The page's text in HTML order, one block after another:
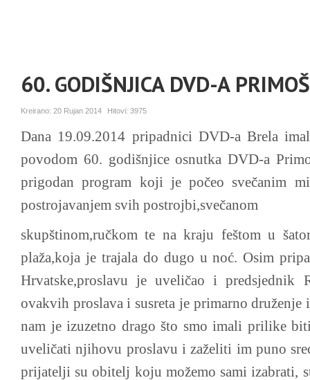
60. GODIŠNJICA DVD-A
Kreirano: 20 Rujan 2014 Hitovi: 3975
Dana 19.09.2014 pripadnici DVD-a Brela
povodom 60. godišnjice osnutka DVD-a
prigodan program koji je počeo svečanim
postrojavanjem svih postrojbi,svečanom
skupštinom,ručkom te na kraju feštom u
plaža,koja je trajala do dugo u noć. Osim
Hrvatske,proslavu je uveličao i predsjednik
ovakvih proslava i susreta je primarno druženje
nam je izuzetno drago što smo imali prilike
uveličati njihovu proslavu i zaželiti im puno
prijatelji su obitelj koju možemo sami izabrati,